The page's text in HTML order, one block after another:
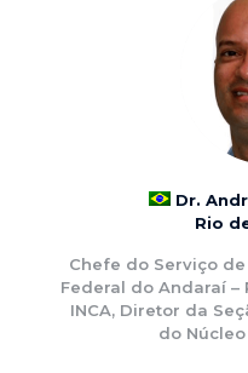
Dr.
Rio
Chefe do Serviço
Federal do Andaraí –
INCA, Diretor da
do